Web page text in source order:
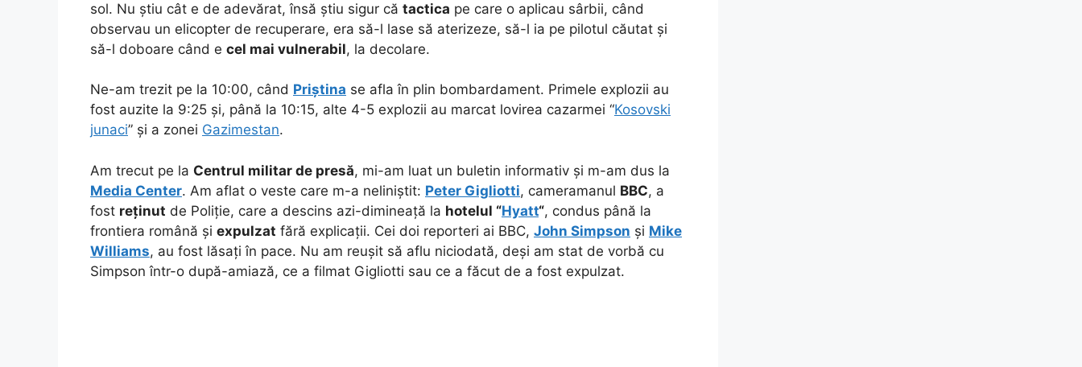
sol. Nu știu cât e de adevărat, însă știu sigur că tactica pe care o aplicau sârbii, când
observau un elicopter de recuperare, era să-l lase să aterizeze, să-l ia pe pilotul căutat și
să-l doboare când e cel mai vulnerabil, la decolare.
Ne-am trezit pe la 10:00, când Priștina se afla în plin bombardament. Primele explozii au
fost auzite la 9:25 și, până la 10:15, alte 4-5 explozii au marcat lovirea cazarmei “Kosovski
junaci” și a zonei Gazimestan.
Am trecut pe la Centrul militar de presă, mi-am luat un buletin informativ și m-am dus la
Media Center. Am aflat o veste care m-a neliniștit: Peter Gigliotti, cameramanul BBC, a
fost reținut de Poliție, care a descins azi-dimineață la hotelul “Hyatt“, condus până la
frontiera română și expulzat fără explicații. Cei doi reporteri ai BBC, John Simpson și Mike
Williams, au fost lăsați în pace. Nu am reușit să aflu niciodată, deși am stat de vorbă cu
Simpson într-o după-amiază, ce a filmat Gigliotti sau ce a făcut de a fost expulzat.